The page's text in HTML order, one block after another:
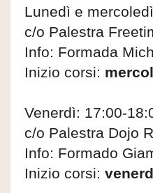
Lunedì e
c/o Palestra
Info: Formada
Inizio corsi:
Venerdì: 17:00-
c/o Palestra Dojo
Info: Formado
Inizio corsi: